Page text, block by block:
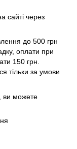
сайті через
до 500 грн
оплати при
150 грн.
тільки за умови
ви можете